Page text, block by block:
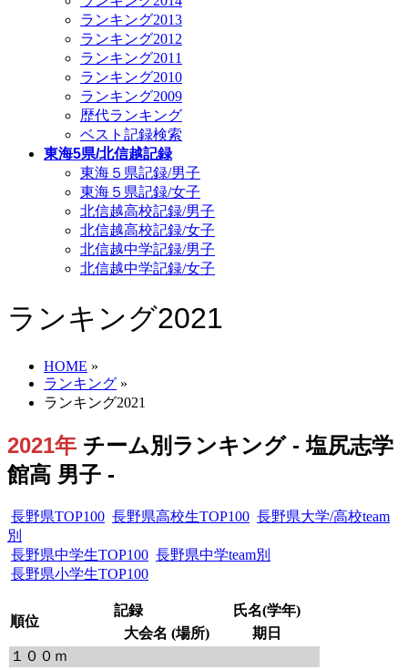
ランキング2013
ランキング2012
ランキング2011
ランキング2010
ランキング2009
歴代ランキング
ベスト記録検索
東海5県/北信越記録
東海５県記録/男子
東海５県記録/女子
北信越高校記録/男子
北信越高校記録/女子
北信越中学記録/男子
北信越中学記録/女子
ランキング2021
HOME »
ランキング »
ランキング2021
2021年 チーム別ランキング - 塩尻志学
館高 男子 -
長野県TOP100 長野県高校生TOP100 長野県大学/高校team
別
長野県中学生TOP100 長野県中学team別
長野県小学生TOP100
順位
記録
氏名(学年)
大会名 (場所)
期日
１００ｍ